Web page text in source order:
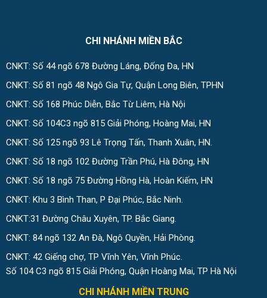
CHI NHÁNH MIỀN BẮC
CNKT: Số 44 ngõ 678 Đường Láng, Đống Đa, HN
CNKT: Số 81 ngõ 48 Ngô Gia Tự, Quận Long Biên, TPHN
CNKT: Số 168 Phúc Diễn, Bắc Từ Liêm, Hà Nội
CNKT: Số 104C3 ngõ 815 Giải Phóng, Hoàng Mai, HN
CNKT: Số 125 ngõ 93 Lê Trọng Tấn, Thanh Xuân, HN.
CNKT: Số 18 ngõ 102 Đường Trần Phú, Hà Đông, HN
CNKT: Số 18 ngõ 75 Đường Hồng Hà, Hoàn Kiếm, HN
CNKT: Khu 3 Bình Than, P Đại Phúc, Bắc Ninh.
CNKT:31 Đường Châu Xuyên, TP. Bắc Giang.
CNKT: 84 ngõ 132 An Đà, Ngô Quyền, Hải Phòng.
CNKT: 42 Giếng chợ, TP Vĩnh Yên, Vĩnh Phúc.
Số 104 C3 ngõ 815 Giải Phóng, Quận Hoàng Mai, TP Hà Nội
CHI NHÁNH MIỀN TRUNG